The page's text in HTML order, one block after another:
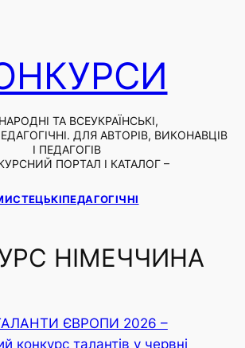
ТА ВСЕУКРАЇНСЬКІ,
ДЛЯ АВТОРІВ, ВИКОНАВЦІВ
І ПЕДАГОГІВ
ПОРТАЛ І КАТАЛОГ –
ПЕДАГОГІЧНІ
НІМЕЧЧИНА